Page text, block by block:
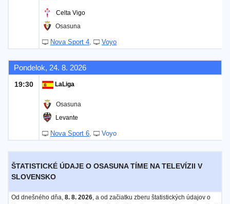
Celta Vigo
Osasuna
Nova Sport 4 Voyo
Pondelok, 24. 8. 2026
19:30 LaLiga
Osasuna
Levante
Nova Sport 6 Voyo
ŠTATISTICKÉ ÚDAJE O OSASUNA TÍME NA TELEVÍZII V
SLOVENSKO
Od dnešného dňa, 8. 8. 2026, a od začiatku zberu štatistických údajov o